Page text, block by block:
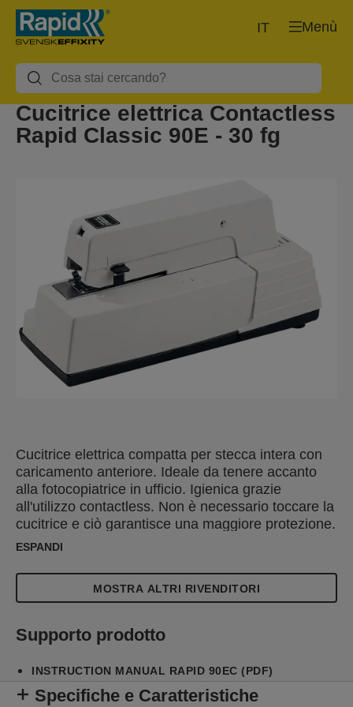
Menù
IT
Cucitrice elettrica Contactless
Rapid Classic 90E - 30 fg
Cucitrice elettrica compatta per stecca intera con
caricamento anteriore. Ideale da tenere accanto
alla fotocopiatrice in ufficio. Igienica grazie
all'utilizzo contactless. Non è necessario toccare la
cucitrice e ciò garantisce una maggiore protezione.
ESPANDI
MOSTRA ALTRI RIVENDITORI
Supporto prodotto
INSTRUCTION MANUAL RAPID 90EC (PDF)
Specifiche e Caratteristiche